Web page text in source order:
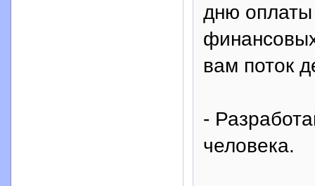
дню оплаты
вам поток
-
человека.